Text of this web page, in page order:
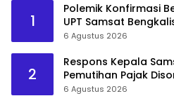
1
Polemik Konfirmasi
UPT Samsat
6 Agustus 2026
2
Respons Kepala
Pemutihan Pajak
6 Agustus 2026